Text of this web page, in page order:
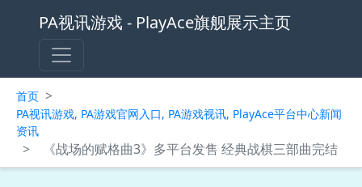
PA视讯游戏 - PlayAce旗舰展示主页
首页 >
PA视讯游戏, PA游戏官网入口, PA游戏视讯, PlayAce平台中心新闻
资讯
> 《战场的赋格曲3》多平台发售 经典战棋三部曲完结